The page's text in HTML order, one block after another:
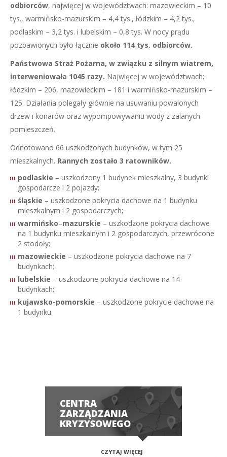
odbiorców, najwięcej w województwach: mazowieckim – 10
tys., warmińsko-mazurskim – 4,4 tys., łódzkim – 4,2 tys.,
podlaskim – 3,2 tys. i lubelskim – 0,8 tys. W nocy prądu
pozbawionych było łącznie około 114 tys. odbiorców.
Państwowa Straż Pożarna, w związku z silnym wiatrem,
interweniowała 1045 razy. Najwięcej w województwach:
łódzkim – 206, mazowieckim – 181 i warmińsko-mazurskim –
125. Działania polegały głównie na usuwaniu powalonych
drzew i konarów oraz wypompowywaniu wody z zalanych
pomieszczeń.
Odnotowano 66 uszkodzonych budynków, w tym 25
mieszkalnych. Rannych zostało 3 ratowników.
podlaskie – uszkodzony 1 budynek mieszkalny, 3 budynki
gospodarcze i 2 pojazdy;
śląskie – uszkodzone pokrycia dachowe na 1 budynku
mieszkalnym i 2 gospodarczych;
warmińsko–mazurskie – uszkodzone pokrycia dachowe
na 1 budynku mieszkalnym i 2 gospodarczych, przewrócone
2 stodoły;
mazowieckie – uszkodzone pokrycia dachowe na 7
budynkach;
lubelskie – uszkodzone pokrycia dachowe na 14
budynkach;
kujawsko-pomorskie – uszkodzone pokrycie dachowe na
1 budynku.
CENTRA
ZARZĄDZANIA
KRYZYSOWEGO
CZYTAJ WIĘCEJ